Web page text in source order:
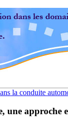
la conduite
une